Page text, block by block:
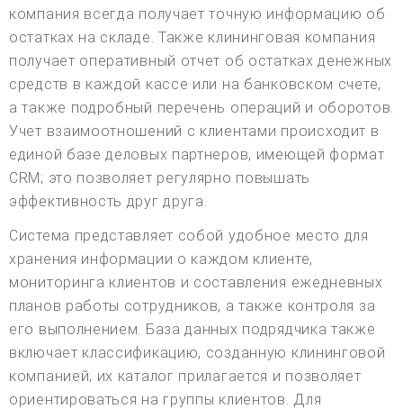
компания всегда получает точную информацию об
остатках на складе. Также клининговая компания
получает оперативный отчет об остатках денежных
средств в каждой кассе или на банковском счете,
а также подробный перечень операций и оборотов.
Учет взаимоотношений с клиентами происходит в
единой базе деловых партнеров, имеющей формат
CRM; это позволяет регулярно повышать
эффективность друг друга.
Система представляет собой удобное место для
хранения информации о каждом клиенте,
мониторинга клиентов и составления ежедневных
планов работы сотрудников, а также контроля за
его выполнением. База данных подрядчика также
включает классификацию, созданную клининговой
компанией; их каталог прилагается и позволяет
ориентироваться на группы клиентов. Для